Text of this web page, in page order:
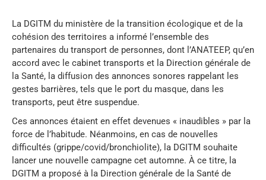
La DGITM du ministère de la transition écologique et de la
cohésion des territoires a informé l’ensemble des
partenaires du transport de personnes, dont l’ANATEEP, qu’en
accord avec le cabinet transports et la Direction générale de
la Santé, la diffusion des annonces sonores rappelant les
gestes barrières, tels que le port du masque, dans les
transports, peut être suspendue.
Ces annonces étaient en effet devenues « inaudibles » par la
force de l’habitude. Néanmoins, en cas de nouvelles
difficultés (grippe/covid/bronchiolite), la DGITM souhaite
lancer une nouvelle campagne cet automne. À ce titre, la
DGITM a proposé à la Direction générale de la Santé de